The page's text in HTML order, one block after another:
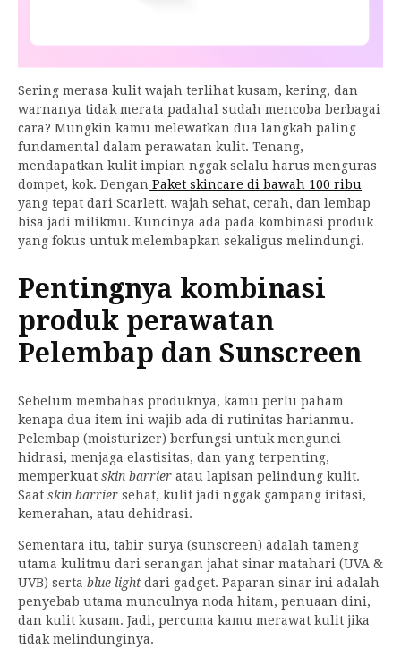
Sering merasa kulit wajah terlihat kusam, kering, dan
warnanya tidak merata padahal sudah mencoba berbagai
cara? Mungkin kamu melewatkan dua langkah paling
fundamental dalam perawatan kulit. Tenang,
mendapatkan kulit impian nggak selalu harus menguras
dompet, kok. Dengan Paket skincare di bawah 100 ribu
yang tepat dari Scarlett, wajah sehat, cerah, dan lembap
bisa jadi milikmu. Kuncinya ada pada kombinasi produk
yang fokus untuk melembapkan sekaligus melindungi.
Pentingnya kombinasi
produk perawatan
Pelembap dan Sunscreen
Sebelum membahas produknya, kamu perlu paham
kenapa dua item ini wajib ada di rutinitas harianmu.
Pelembap (moisturizer) berfungsi untuk mengunci
hidrasi, menjaga elastisitas, dan yang terpenting,
memperkuat skin barrier atau lapisan pelindung kulit.
Saat skin barrier sehat, kulit jadi nggak gampang iritasi,
kemerahan, atau dehidrasi.
Sementara itu, tabir surya (sunscreen) adalah tameng
utama kulitmu dari serangan jahat sinar matahari (UVA &
UVB) serta blue light dari gadget. Paparan sinar ini adalah
penyebab utama munculnya noda hitam, penuaan dini,
dan kulit kusam. Jadi, percuma kamu merawat kulit jika
tidak melindunginya.